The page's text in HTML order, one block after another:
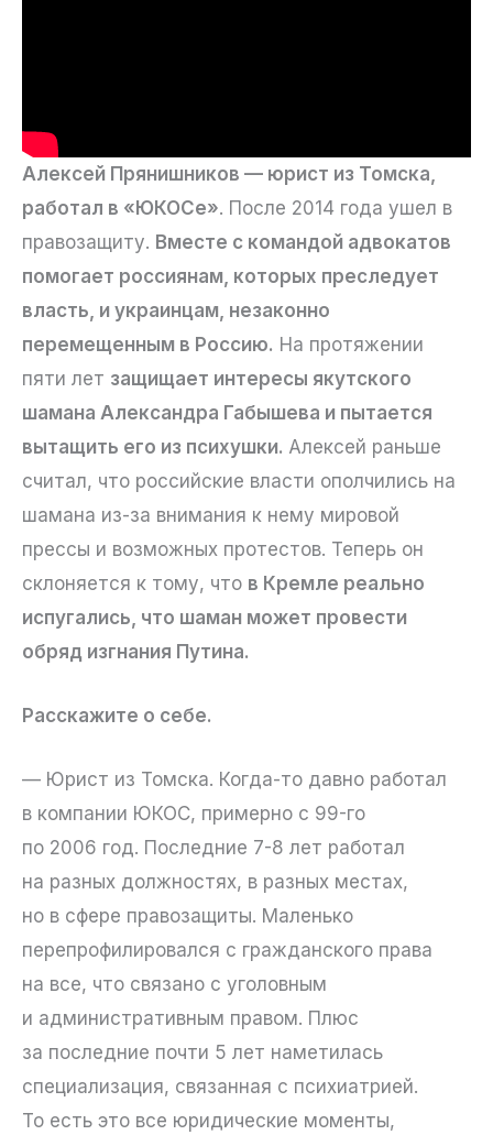
Алексей Прянишников — юрист из Томска,
работал в «ЮКОСе». После 2014 года ушел в
правозащиту. Вместе с командой адвокатов
помогает россиянам, которых преследует
власть, и украинцам, незаконно
перемещенным в Россию. На протяжении
пяти лет защищает интересы якутского
шамана Александра Габышева и пытается
вытащить его из психушки. Алексей раньше
считал, что российские власти ополчились на
шамана из-за внимания к нему мировой
прессы и возможных протестов. Теперь он
склоняется к тому, что в Кремле реально
испугались, что шаман может провести
обряд изгнания Путина.
Расскажите о себе.
— Юрист из Томска. Когда-то давно работал
в компании ЮКОС, примерно с 99-го
по 2006 год. Последние 7-8 лет работал
на разных должностях, в разных местах,
но в сфере правозащиты. Маленько
перепрофилировался с гражданского права
на все, что связано с уголовным
и административным правом. Плюс
за последние почти 5 лет наметилась
специализация, связанная с психиатрией.
То есть это все юридические моменты,